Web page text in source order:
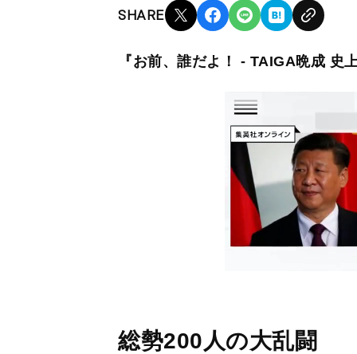
SHARE
『お前、誰だよ！ - TAIGA晩成 史
総勢200人の大乱闘